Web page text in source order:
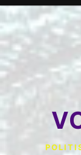
springen